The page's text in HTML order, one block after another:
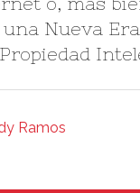
Nueva
Ramos